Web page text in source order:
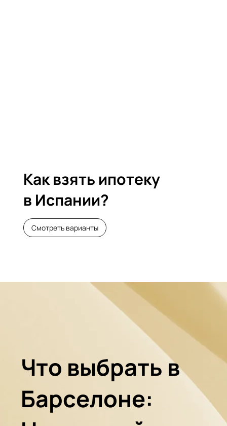
Как взять ипотеку
в Испании?
Смотреть варианты
Что выбрать в
Барселоне: